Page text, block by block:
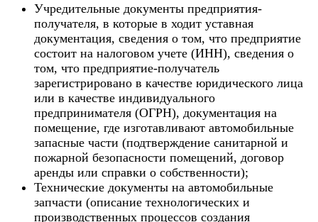
Учредительные документы предприятия-
получателя, в которые в ходит уставная
документация, сведения о том, что предприятие
состоит на налоговом учете (ИНН), сведения о
том, что предприятие-получатель
зарегистрировано в качестве юридического лица
или в качестве индивидуального
предпринимателя (ОГРН), документация на
помещение, где изготавливают автомобильные
запасные части (подтверждение санитарной и
пожарной безопасности помещений, договор
аренды или справки о собственности);
Технические документы на автомобильные
запчасти (описание технологических и
производственных процессов создания